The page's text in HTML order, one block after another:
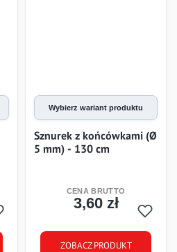
Wybierz wariant produktu
Sznurek z końcówkami (Ø
5 mm) - 130 cm
Cena
3,60 zł
ZOBACZ PRODUKT